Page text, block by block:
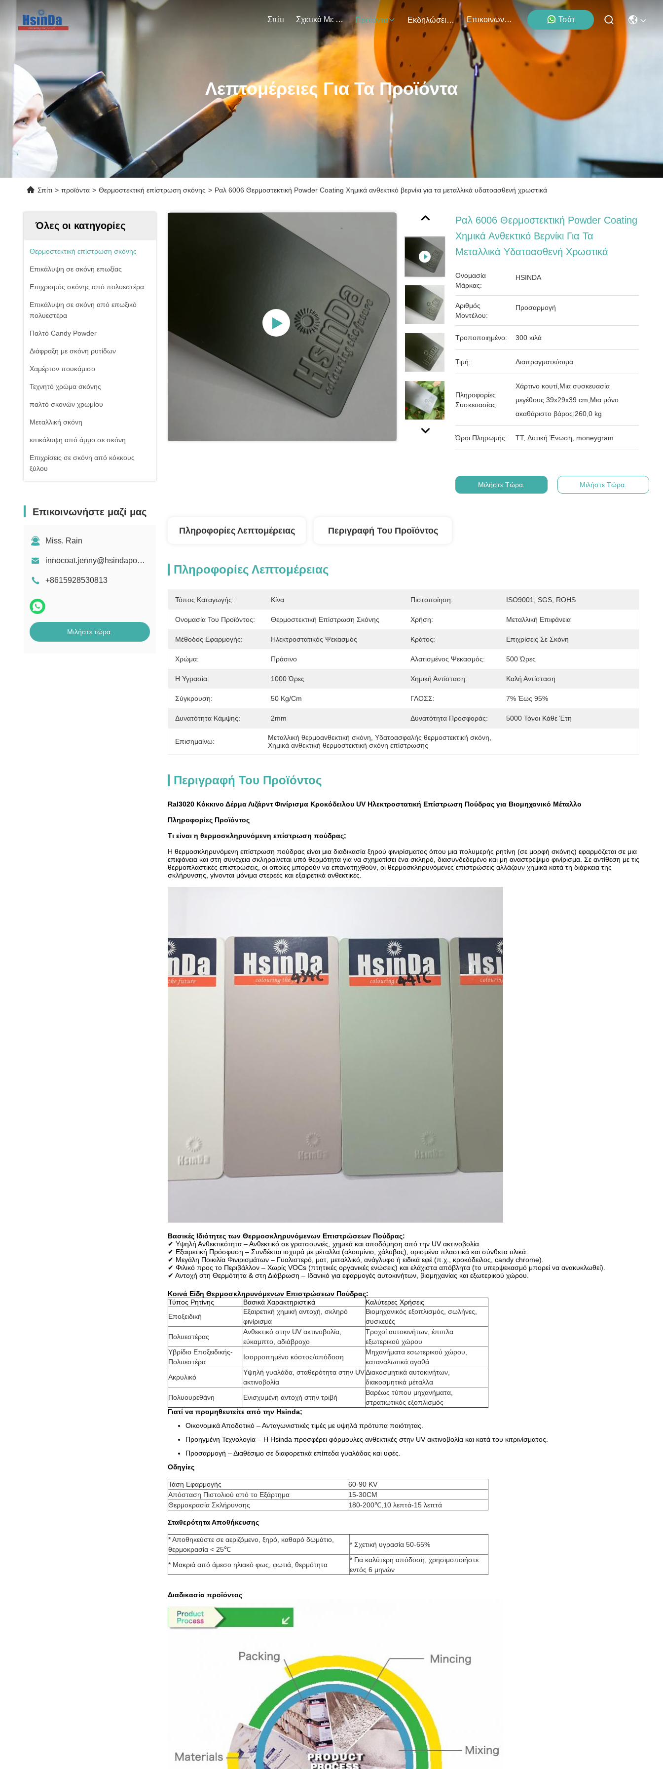
Σπίτι Σχετικά Με Εμάς Προϊόντα Εκδηλώσεις Επικοινωνήστε Μαζί Μας Τσάτ
Λεπτομέρειες Για Τα Προϊόντα
Σπίτι > προϊόντα > Θερμοστεκτική επίστρωση σκόνης > Ραλ 6006 Θερμοστεκτική Powder Coating Χημικά ανθεκτικό βερνίκι για τα μεταλλικά υδατοασθενή χρωστικά
Όλες οι κατηγορίες
Θερμοστεκτική επίστρωση σκόνης
Επικάλυψη σε σκόνη επωξίας
Επιχρισμός σκόνης από πολυεστέρα
Επικάλυψη σε σκόνη από επωξικό
πολυεστέρα
Παλτό Candy Powder
Διάφραξη με σκόνη ρυτίδων
Χαμέρτον πουκάμισο
Τεχνητό χρώμα σκόνης
παλτό σκονών χρωμίου
Μεταλλική σκόνη
επικάλυψη από άμμο σε σκόνη
Επιχρίσεις σε σκόνη από κόκκους
ξύλου
Επικοινωνήστε μαζί μας
Miss. Rain
innocoat.jenny@hsindapowdercoating.com
+8615928530813
Μιλήστε τώρα.
Ραλ 6006 Θερμοστεκτική Powder Coating
Χημικά Ανθεκτικό Βερνίκι Για Τα
Μεταλλικά Υδατοασθενή Χρωστικά
Ονομασία
Μάρκας:
HSINDA
Αριθμός
Μοντέλου:
Προσαρμογή
Τροποποιημένο: 300 κιλά
Τιμή: Διαπραγματεύσιμα
Πληροφορίες
Συσκευασίας:
Χάρτινο κουτί,Μια συσκευασία
μεγέθους 39x29x39 cm,Μια μόνο
ακαθάριστο βάρος:260,0 kg
Όροι Πληρωμής: TT, Δυτική Ένωση, moneygram
Μιλήστε Τώρα. Μιλήστε Τώρα.
Πληροφορίες Λεπτομέρειας Περιγραφή Του Προϊόντος
Πληροφορίες Λεπτομέρειας
Τόπος Καταγωγής: Κίνα Πιστοποίηση: ISO9001; SGS; ROHS
Ονομασία Του Προϊόντος: Θερμοστεκτική Επίστρωση Σκόνης Χρήση: Μεταλλική Επιφάνεια
Μέθοδος Εφαρμογής: Ηλεκτροστατικός Ψεκασμός Κράτος: Επιχρίσεις Σε Σκόνη
Χρώμα: Πράσινο Αλατισμένος Ψεκασμός: 500 Ώρες
Η Υγρασία: 1000 Ώρες Χημική Αντίσταση: Καλή Αντίσταση
Σύγκρουση: 50 Kg/cm ΓΛΟΣΣ: 7% Έως 95%
Δυνατότητα Κάμψης: 2mm Δυνατότητα Προσφοράς: 5000 Τόνοι Κάθε Έτη
Επισημαίνω: Μεταλλική θερμοανθεκτική σκόνη , Υδατοασφαλής θερμοστεκτική σκόνη
Χημικά ανθεκτική θερμοστεκτική σκόνη επίστρωσης
Περιγραφή Του Προϊόντος
Ral3020 Κόκκινο Δέρμα Λιζάρντ Φινίρισμα Κροκόδειλου UV Ηλεκτροστατική Επίστρωση Πούδρας για Βιομηχανικό Μέταλλο
Πληροφορίες Προϊόντος
Τι είναι η θερμοσκληρυνόμενη επίστρωση πούδρας;
Η θερμοσκληρυνόμενη επίστρωση πούδρας είναι μια διαδικασία ξηρού φινιρίσματος όπου μια πολυμερής ρητίνη (σε μορφή σκόνης) εφαρμόζεται σε μια
επιφάνεια και στη συνέχεια σκληραίνεται υπό θερμότητα για να σχηματίσει ένα σκληρό, διασυνδεδεμένο και μη αναστρέψιμο φινίρισμα. Σε αντίθεση με τις
θερμοπλαστικές επιστρώσεις, οι οποίες μπορούν να επανατηχθούν, οι θερμοσκληρυνόμενες επιστρώσεις αλλάζουν χημικά κατά τη διάρκεια της
σκλήρυνσης, γίνονται μόνιμα στερεές και εξαιρετικά ανθεκτικές.
Βασικές Ιδιότητες των Θερμοσκληρυνόμενων Επιστρώσεων Πούδρας:
✔ Υψηλή Ανθεκτικότητα – Ανθεκτικό σε γρατσουνιές, χημικά και αποδόμηση από την UV ακτινοβολία.
✔ Εξαιρετική Πρόσφυση – Συνδέεται ισχυρά με μέταλλα (αλουμίνιο, χάλυβας), ορισμένα πλαστικά και σύνθετα υλικά.
✔ Μεγάλη Ποικιλία Φινιρισμάτων – Γυαλιστερό, ματ, μεταλλικό, ανάγλυφο ή ειδικά εφέ (π.χ., κροκόδειλος, candy chrome).
✔ Φιλικό προς το Περιβάλλον – Χωρίς VOCs (πτητικές οργανικές ενώσεις) και ελάχιστα απόβλητα (το υπερψεκασμό μπορεί να ανακυκλωθεί).
✔ Αντοχή στη Θερμότητα & στη Διάβρωση – Ιδανικό για εφαρμογές αυτοκινήτων, βιομηχανίας και εξωτερικού χώρου.
Κοινά Είδη Θερμοσκληρυνόμενων Επιστρώσεων Πούδρας:
Τύπος Ρητίνης
Βασικά Χαρακτηριστικά
Καλύτερες Χρήσεις
Εποξειδική
Εξαιρετική χημική αντοχή, σκληρό
φινίρισμα
Βιομηχανικός εξοπλισμός, σωλήνες,
συσκευές
Πολυεστέρας
Ανθεκτικό στην UV ακτινοβολία,
εύκαμπτο, αδιάβροχο
Τροχοί αυτοκινήτων, έπιπλα
εξωτερικού χώρου
Υβρίδιο Εποξειδικής-
Πολυεστέρα
Ισορροπημένο κόστος/απόδοση
Μηχανήματα εσωτερικού χώρου,
καταναλωτικά αγαθά
Ακρυλικό
Υψηλή γυαλάδα, σταθερότητα στην UV
ακτινοβολία
Διακοσμητικά αυτοκινήτων,
διακοσμητικά μέταλλα
Πολυουρεθάνη
Ενισχυμένη αντοχή στην τριβή
Βαρέως τύπου μηχανήματα,
στρατιωτικός εξοπλισμός
Γιατί να προμηθευτείτε από την Hsinda;
Οικονομικά Αποδοτικό – Ανταγωνιστικές τιμές με υψηλά πρότυπα ποιότητας.
Προηγμένη Τεχνολογία – Η Hsinda προσφέρει φόρμουλες ανθεκτικές στην UV ακτινοβολία και κατά του κιτρινίσματος.
Προσαρμογή – Διαθέσιμο σε διαφορετικά επίπεδα γυαλάδας και υφές.
Οδηγίες
Τάση Εφαρμογής
60-90 KV
Απόσταση Πιστολιού από το Εξάρτημα
15-30CM
Θερμοκρασία Σκλήρυνσης
180-200℃,10 λεπτά-15 λεπτά
Σταθερότητα Αποθήκευσης
* Αποθηκεύστε σε αεριζόμενο, ξηρό, καθαρό δωμάτιο,
θερμοκρασία < 25℃
* Σχετική υγρασία 50-65%
* Μακριά από άμεσο ηλιακό φως, φωτιά, θερμότητα
* Για καλύτερη απόδοση, χρησιμοποιήστε
εντός 6 μηνών
Διαδικασία προϊόντος